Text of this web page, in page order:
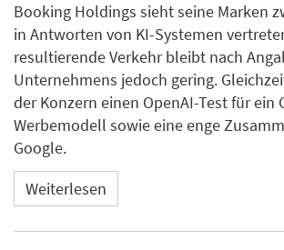
Booking Holdings sieht seine Marken
in Antworten von KI-Systemen
resultierende Verkehr bleibt nach
Unternehmens jedoch gering.
der Konzern einen OpenAI-Test für ein
Werbemodell sowie eine enge
Google.
Weiterlesen